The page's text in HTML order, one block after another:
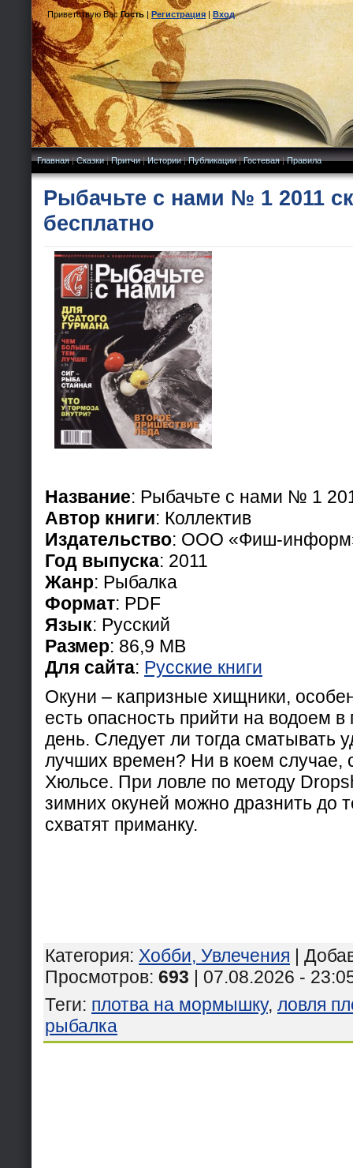
Приветствую Вас Гость|Регистрация|Вход
Главная|Сказки|Притчи|Истории|Публикации|Гостевая|Правила
Рыбачьте с нами № 1 2011
бесплатно
Название: Рыбачьте с нами № 1
Автор книги: Коллектив
Издательство: ООО «Фиш-
Год выпуска: 2011
Жанр: Рыбалка
Формат: PDF
Язык: Русский
Размер: 86,9 МВ
Для сайта: Русские книги
Окуни – капризные хищники,
есть опасность прийти на водоем в
день. Следует ли тогда сматывать
лучших времен? Ни в коем случае,
Хюльсе. При ловле по методу
зимних окуней можно дразнить до
схватят приманку.
Категория: Хобби, Увлечения |
Просмотров: 693 | 07.08.2026 -
Теги: плотва на мормышку, ловля
рыбалка